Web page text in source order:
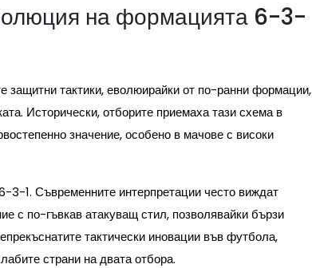
на формацията 6-3-
защитни тактики, еволюирайки от по-ранни формации,
Исторически, отборите приемаха тази схема в
значение, особено в мачове с високи
3-1. Съвременните интерпретации често виждат
с по-гъвкав атакуващ стил, позволявайки бързи
тактически иновации във футбола,
страни на двата отбора.